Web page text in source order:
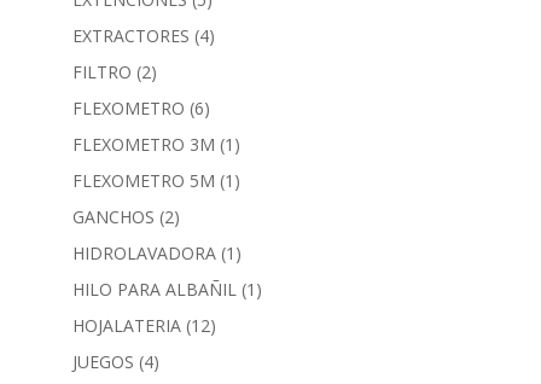
EXTRACTORES (4)
FILTRO (2)
FLEXOMETRO (6)
FLEXOMETRO 3M (1)
FLEXOMETRO 5M (1)
GANCHOS (2)
HIDROLAVADORA (1)
HILO PARA ALBAÑIL (1)
HOJALATERIA (12)
JUEGOS (4)